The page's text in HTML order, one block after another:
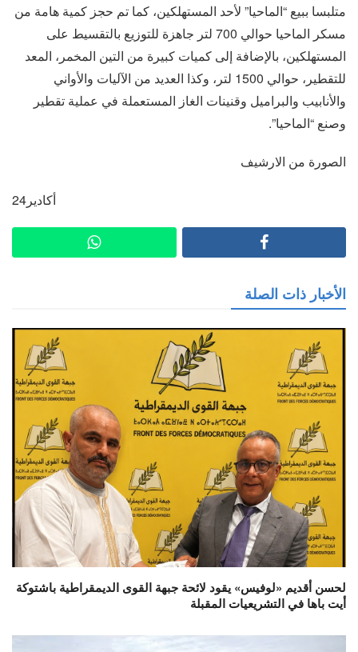
متلبسا ببيع “الماحيا” لأحد المستهلكين، كما تم حجز كمية هامة من
مسكر الماحيا حوالي 700 لتر جاهزة للتوزيع بالتقسيط على
المستهلكين، بالإضافة إلى كميات كبيرة من التين المخمر، المعد
للتقطير، حوالي 1500 لتر، وكذا العديد من الآليات والأواني
والأنابيب والبراميل وقنينات الغاز المستعملة في عملية تقطير
وصنع “الماحيا”.
الصورة من الارشيف
أكادير24
الأخبار ذات الصلة
لحسن أقديم «لوفيس» يقود لائحة جبهة القوى الديمقراطية باشتوكة
أيت باها في التشريعيات المقبلة